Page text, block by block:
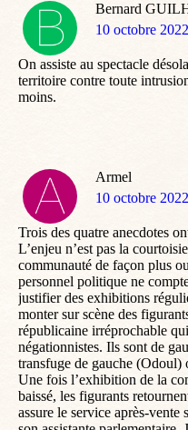
Bernard
dit
10 octobre
On assiste au spectacle
territoire contre toute
moins.
Armel
dit
10 octobre
Trois des quatre anecdotes
L’enjeu n’est pas la
communauté de façon plus
personnel politique ne
justifier des exhibitions
monter sur scène des
républicaine irréprochable
négationnistes. Ils sont de
transfuge de gauche
Une fois l’exhibition de la
baissé, les figurants
assure le service après-vente